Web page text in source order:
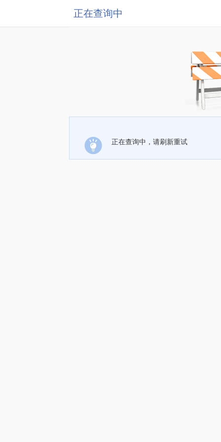
正在查询中
正在查询中，请刷新重试